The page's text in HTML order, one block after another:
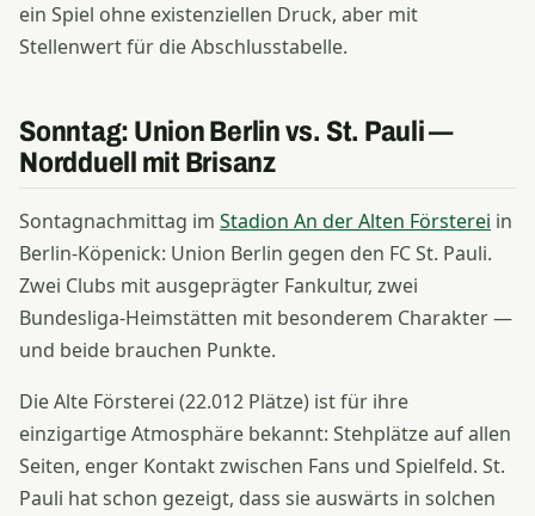
ein Spiel ohne existenziellen Druck, aber mit
Stellenwert für die Abschlusstabelle.
Sonntag: Union Berlin vs. St. Pauli —
Nordduell mit Brisanz
Sontagnachmittag im Stadion An der Alten Försterei in
Berlin-Köpenick: Union Berlin gegen den FC St. Pauli.
Zwei Clubs mit ausgeprägter Fankultur, zwei
Bundesliga-Heimstätten mit besonderem Charakter —
und beide brauchen Punkte.
Die Alte Försterei (22.012 Plätze) ist für ihre
einzigartige Atmosphäre bekannt: Stehplätze auf allen
Seiten, enger Kontakt zwischen Fans und Spielfeld. St.
Pauli hat schon gezeigt, dass sie auswärts in solchen